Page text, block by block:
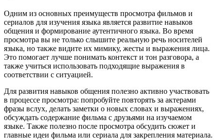
Одним из основных преимуществ просмотра фильмов и
сериалов для изучения языка является развитие навыков
общения и формирование аутентичного языка. Во время
просмотра вы не только слышите реальную речь носителей
языка, но также видите их мимику, жесты и выражения лица.
Это помогает лучше понимать контекст и тон разговора, а
также учиться использовать подходящие выражения в
соответствии с ситуацией.
Для развития навыков общения полезно активно участвовать
в процессе просмотра: попробуйте повторять за актерами
фразы вслух, делать заметки о новых словах и выражениях,
обсуждать содержание фильма с друзьями на изучаемом
языке. Также полезно после просмотра обсудить сюжет и
главные идеи фильма или сериала для закрепления материала.